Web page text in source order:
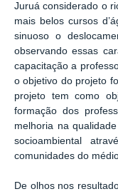
Juruá considerado o
mais belos cursos
sinuoso o
observando essas
capacitação a
o objetivo do projeto
projeto tem como
formação dos
melhoria na
socioambiental
comunidades do
De olhos nos